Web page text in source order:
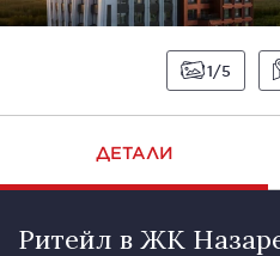
1 5
ДЕТАЛИ
Ритейл в ЖК